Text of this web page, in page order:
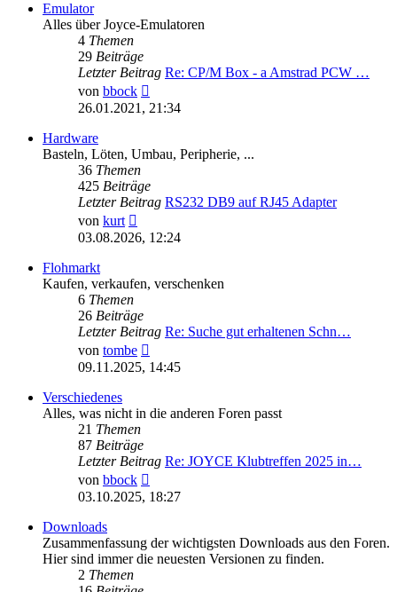
Emulator
Alles über Joyce-Emulatoren
4 Themen
29 Beiträge
Letzter Beitrag Re: CP/M Box - a Amstrad PCW …
von bbock
Beitrag
26.01.2021, 21:34
Hardware
Basteln, Löten, Umbau, Peripherie, ...
36 Themen
425 Beiträge
Letzter Beitrag RS232 DB9 auf RJ45 Adapter
von kurt
Beitrag
03.08.2026, 12:24
Flohmarkt
Kaufen, verkaufen, verschenken
6 Themen
26 Beiträge
Letzter Beitrag Re: Suche gut erhaltenen Schn…
von tombe
Beitrag
09.11.2025, 14:45
Verschiedenes
Alles, was nicht in die anderen Foren passt
21 Themen
87 Beiträge
Letzter Beitrag Re: JOYCE Klubtreffen 2025 in…
von bbock
Beitrag
03.10.2025, 18:27
Downloads
Zusammenfassung der wichtigsten Downloads aus den Foren.
Hier sind immer die neuesten Versionen zu finden.
2 Themen